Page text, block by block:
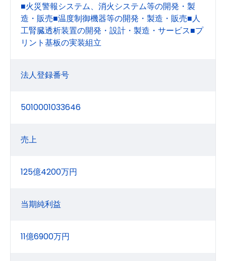
■火災警報システム、消火システム等の開発・製
造・販売■温度制御機器等の開発・製造・販売■人
工腎臓透析装置の開発・設計・製造・サービス■プ
リント基板の実装組立
法人登録番号
5010001033646
売上
125億4200万円
当期純利益
11億6900万円